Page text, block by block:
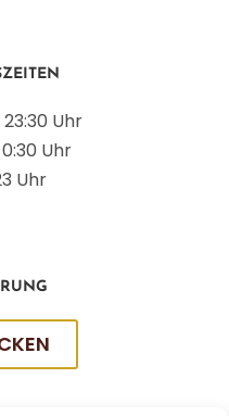
23:30 Uhr
0:30 Uhr
Uhr